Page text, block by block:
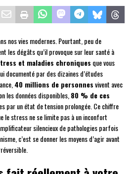
nos vies modernes. Pourtant, peu de
les dégâts qu’il provoque sur leur santé à
et maladies chroniques que vous
documenté par des dizaines d’études
40 millions de personnesvivent avec
les données disponibles, 80 % de ces
par un état de tension prolongée. Ce chiffre
le stress ne se limite pas à un inconfort
silencieux de pathologies parfois
c’est se donner les moyens d’agir avant